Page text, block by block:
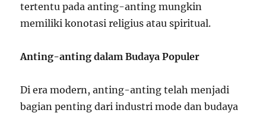
tertentu pada anting-anting mungkin
memiliki konotasi religius atau spiritual.
Anting-anting dalam Budaya Populer
Di era modern, anting-anting telah menjadi
bagian penting dari industri mode dan budaya